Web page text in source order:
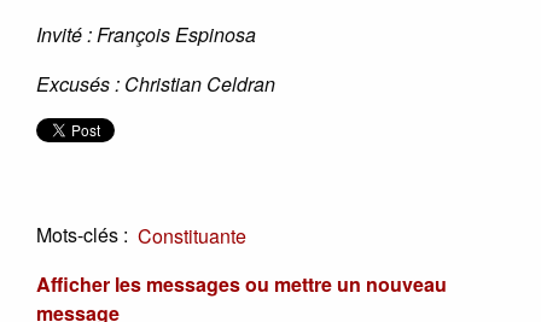
Invité : François Espinosa
Excusés : Christian Celdran
Mots-clés : Constituante
Afficher les messages ou mettre un nouveau
message